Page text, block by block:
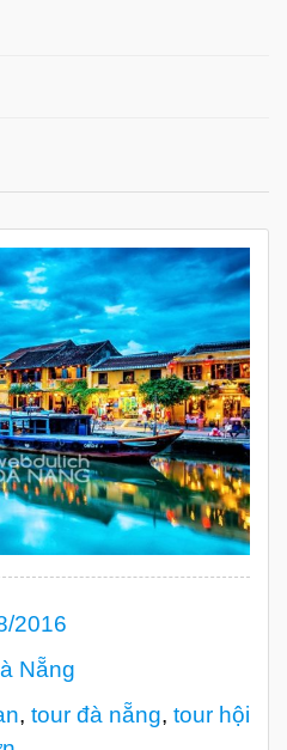
2016
Nẵng
, tour đà nẵng, tour hội